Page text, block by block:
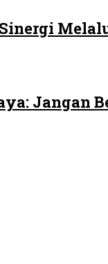
Jangan